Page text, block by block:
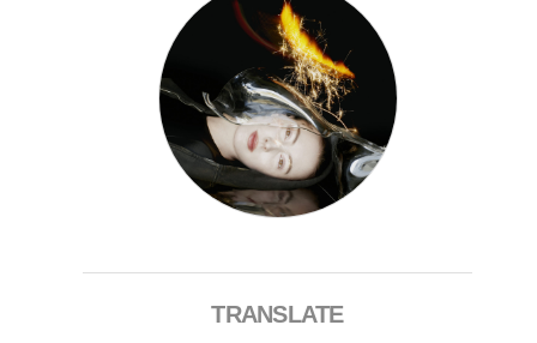
TRANSLATE